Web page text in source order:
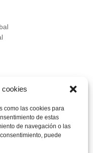
cookies
como las cookies para
de estas
de navegación o las
puede